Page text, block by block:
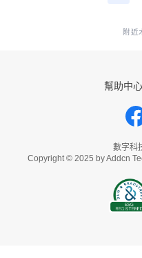
附近
幫助中心
數字科
Copyright © 2025 by Addcn